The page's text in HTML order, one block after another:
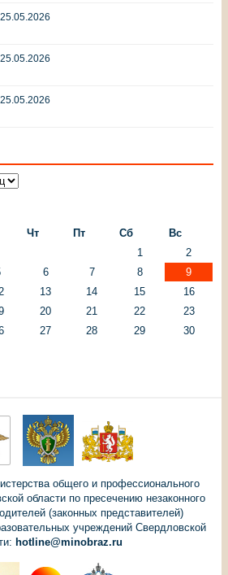
Чт Пт Сб
Вс
1
2
6 7 8
9
13 14 15
16
20 21 22
23
27 28 29
30
общего и профессионального
области по пресечению незаконного
(законных представителей)
учреждений Свердловской
hotline@minobraz.ru